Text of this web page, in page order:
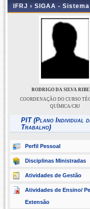
IFRJ › SIGAA -
RODRIGO DA SILVA
COORDENAÇÃO DO CURSO
QUÍMICA/CRJ
PIT (Plano Individual
Trabalho)
Perfil Pessoal
Disciplinas Ministradas
Atividades de Gestão
Atividades de Ensino/
Extensão